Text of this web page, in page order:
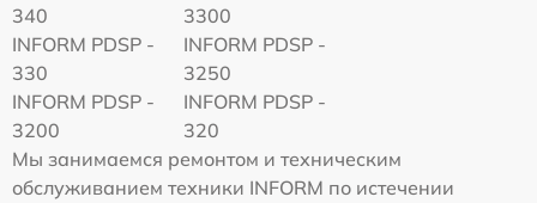
340
3300
INFORM PDSP -
330
INFORM PDSP -
3250
INFORM PDSP -
3200
INFORM PDSP -
320
Мы занимаемся ремонтом и техническим
обслуживанием техники INFORM по истечении